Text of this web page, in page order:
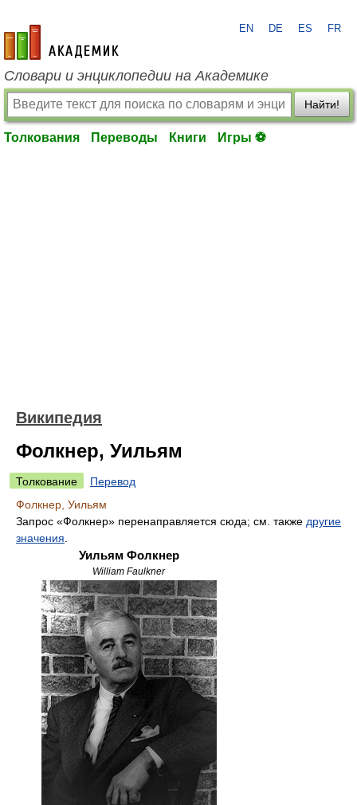
academic.ru
EN DE ES FR
Словари и энциклопедии на Академике
Найти!
Толкования Переводы Книги Игры ⚽
Википедия
Фолкнер, Уильям
Толкование
Перевод
Фолкнер, Уильям
Запрос «Фолкнер» перенаправляется сюда; см. также другие
значения
Уильям Фолкнер
William Faulkner